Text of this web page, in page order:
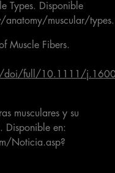
Types. Disponible
anatomy/muscular/
Muscle Fibers.
doi/full/10.1111/
musculares y su
Disponible en:
Noticia.asp?